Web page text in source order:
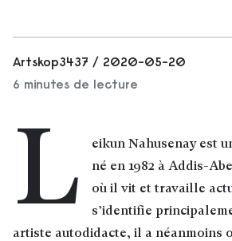
Artskop3437 / 2020-05-20
6 minutes de lecture
L
eikun Nahusenay est
né en 1982 à Addis-
où il vit et travaille
s’identifie
artiste autodidacte, il a néanmoins